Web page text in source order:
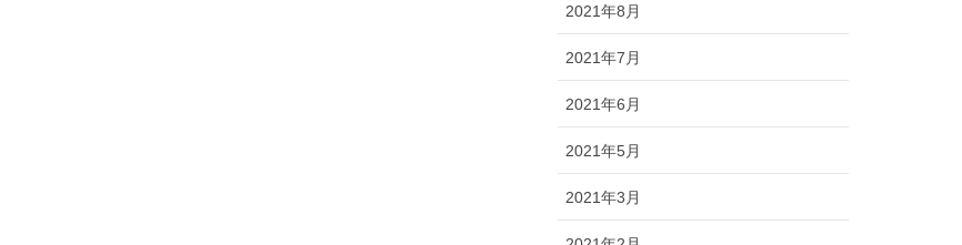
2021年8月
2021年7月
2021年6月
2021年5月
2021年3月